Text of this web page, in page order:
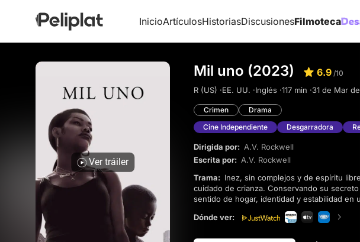
InicioArtículosHistoriasDiscusionesFilmoteca
Ver tráiler
Mil uno (2023) 6.9 /10
R (US) ·EE. UU. ·Inglés ·117 min ·31 de Mar
Crimen
Drama
Cine Independiente
Desgarradora
Dirigida por: A.V. Rockwell
Escrita por: A.V. Rockwell
Trama:
cuidado de crianza. Conservando su
sentido de hogar, identidad y estabilidad en
Dónde ver: